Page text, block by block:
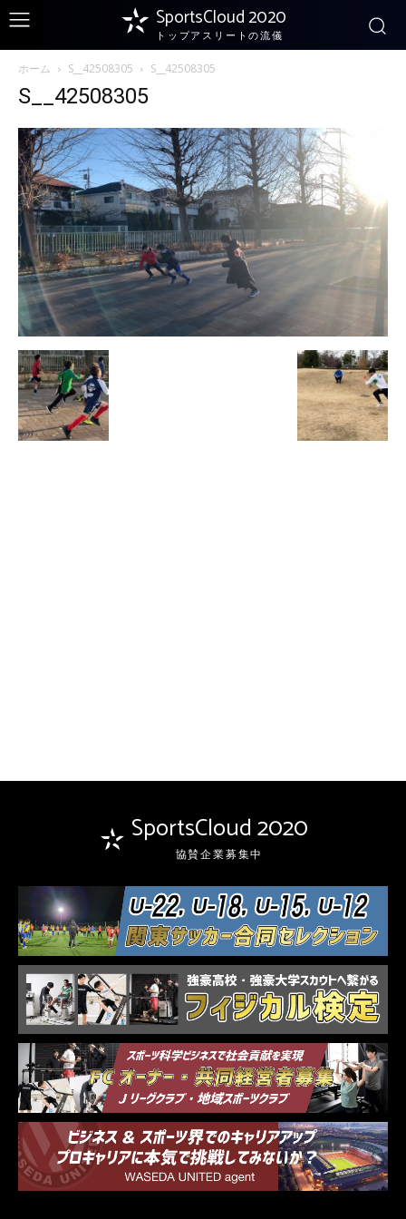
SportsCloud 2020
トップアスリートの流儀
ホーム S__42508305 S__42508305
S__42508305
SportsCloud 2020
協賛企業募集中